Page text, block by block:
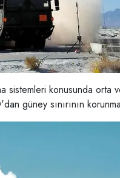
sistemleri konusunda orta
güney sınırının